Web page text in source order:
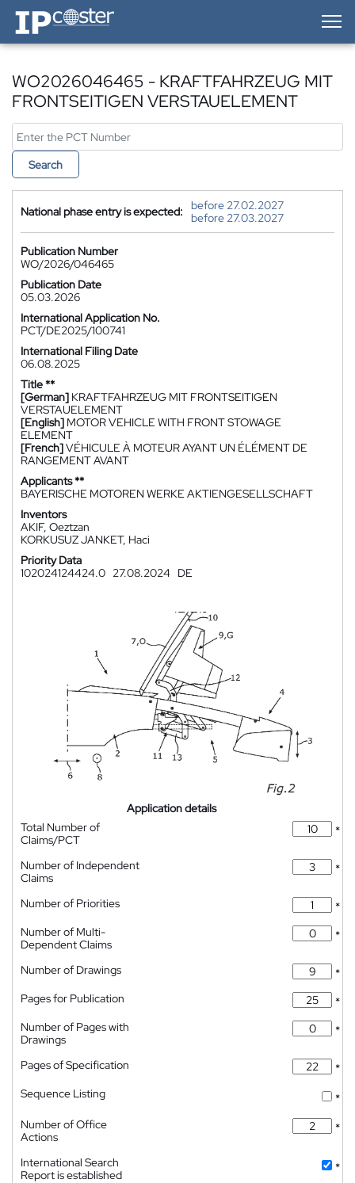
IP-Coster — Home
WO2026046465 - KRAFTFAHRZEUG MIT
FRONTSEITIGEN VERSTAUELEMENT
Search
National phase entry is expected:
before 27.02.2027
before 27.03.2027
Publication Number
WO/2026/046465
Publication Date
05.03.2026
International Application No.
PCT/DE2025/100741
International Filing Date
06.08.2025
Title **
[German] KRAFTFAHRZEUG MIT FRONTSEITIGEN
VERSTAUELEMENT
[English] MOTOR VEHICLE WITH FRONT STOWAGE
ELEMENT
[French]VÉHICULE À MOTEUR AYANT UN ÉLÉMENT DE
RANGEMENT AVANT
Applicants **
BAYERISCHE MOTOREN WERKE AKTIENGESELLSCHAFT
Inventors
AKIF, Oeztzan
KORKUSUZ JANKET, Haci
Priority Data
102024124424.0 27.08.2024 DE
Application details
Total Number of
Claims/PCT
*
Number of Independent
Claims
*
Number of Priorities
*
Number of Multi-
Dependent Claims
*
Number of Drawings
*
Pages for Publication
*
Number of Pages with
Drawings
*
Pages of Specification
*
Sequence Listing
*
Number of Office
Actions
*
International Search
Report is established
*